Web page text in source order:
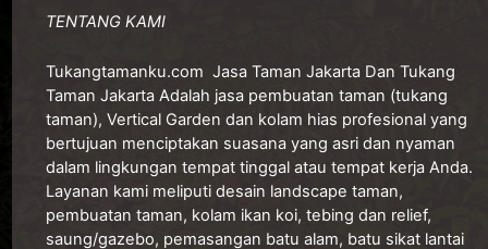
TENTANG KAMI
Tukangtamanku.com Jasa Taman Jakarta Dan Tukang
Taman Jakarta Adalah jasa pembuatan taman (tukang
taman), Vertical Garden dan kolam hias profesional yang
bertujuan menciptakan suasana yang asri dan nyaman
dalam lingkungan tempat tinggal atau tempat kerja Anda.
Layanan kami meliputi desain landscape taman,
pembuatan taman, kolam ikan koi, tebing dan relief,
saung/gazebo, pemasangan batu alam, batu sikat lantai